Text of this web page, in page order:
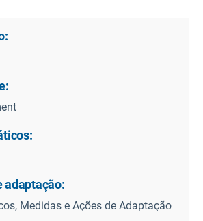
adaptação:
Medidas e Ações de Adaptação